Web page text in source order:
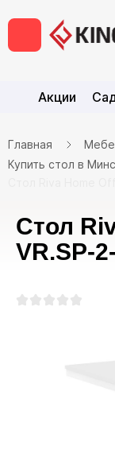
Акции
Главная
Купить стол в
Стол
VR.SP-